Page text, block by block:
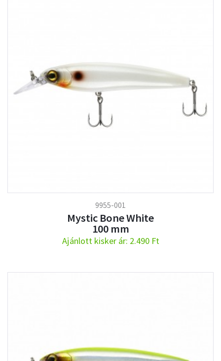
9955-001
Mystic Bone White
100 mm
Ajánlott kisker ár: 2.490 Ft